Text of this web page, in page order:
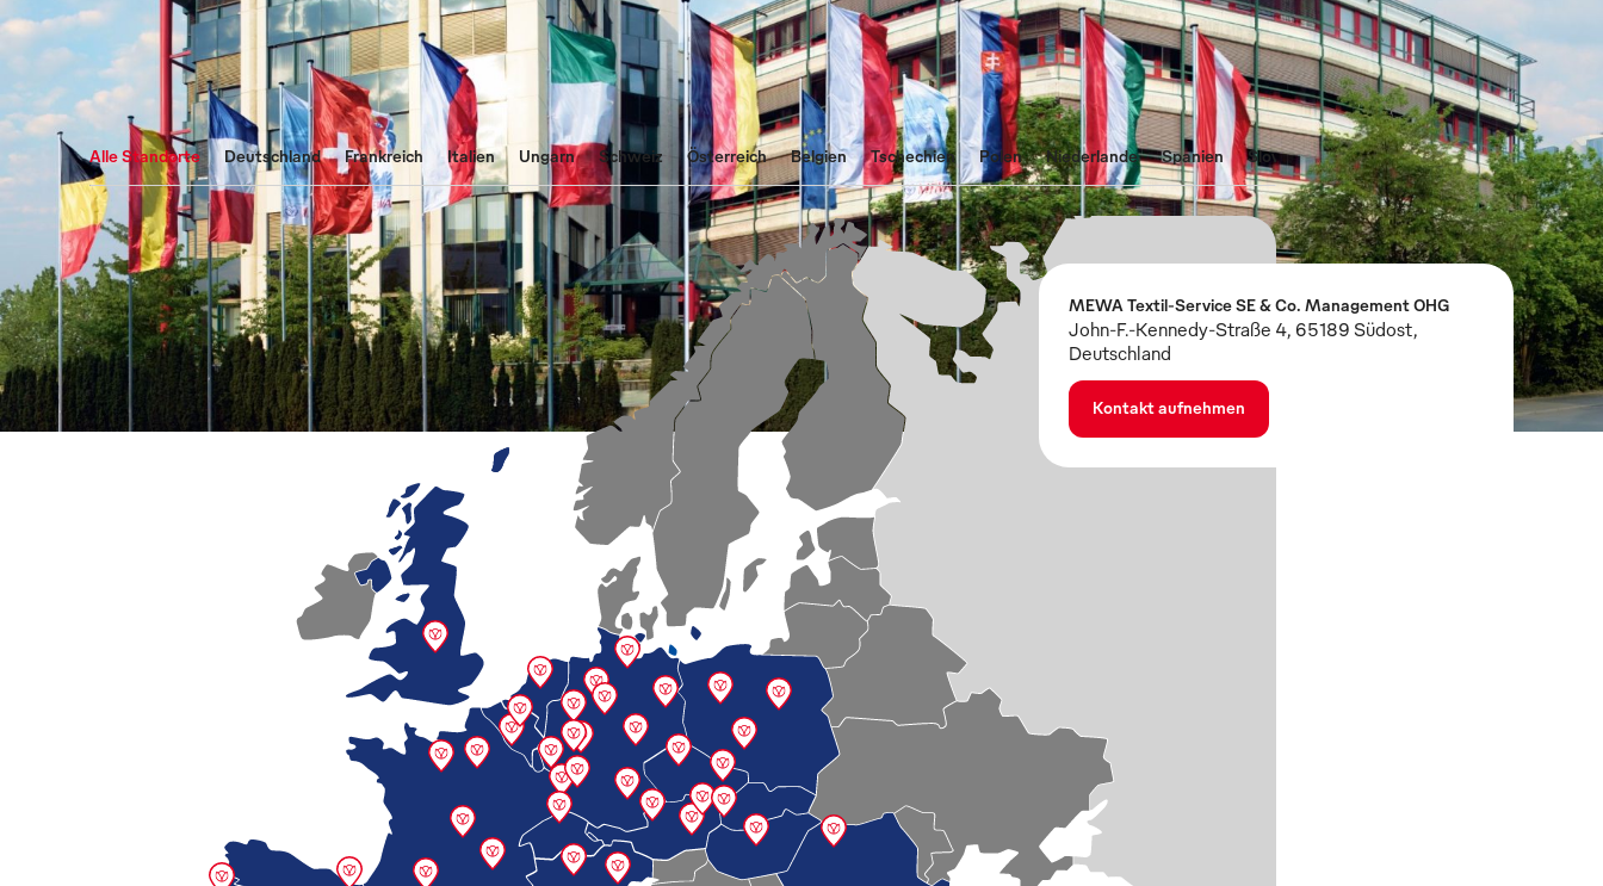
Alle Standorte Deutschland Frankreich Italien Ungarn Schweiz Österreich Belgien Tschechien Polen Niederlande Spanien Slowakei Rumänien Portugal
MEWA Textil-Service SE & Co. Management OHG
John-F.-Kennedy-Straße 4, 65189 Südost,
Deutschland
Kontakt aufnehmen